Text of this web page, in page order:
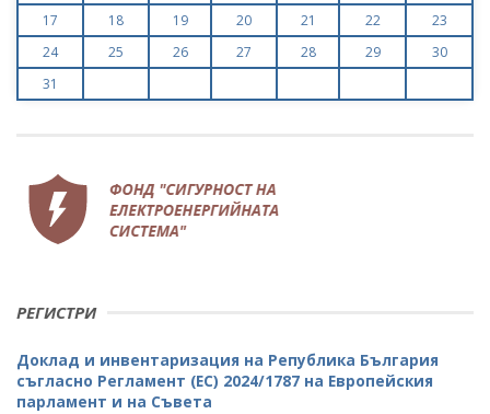
17
18 19 20 21 22
23
24
25 26 27 28 29
30
31
РЕГИСТРИ
Доклад и инвентаризация на Република България
съгласно Регламент (ЕС) 2024/1787 на Европейския
парламент и на Съвета